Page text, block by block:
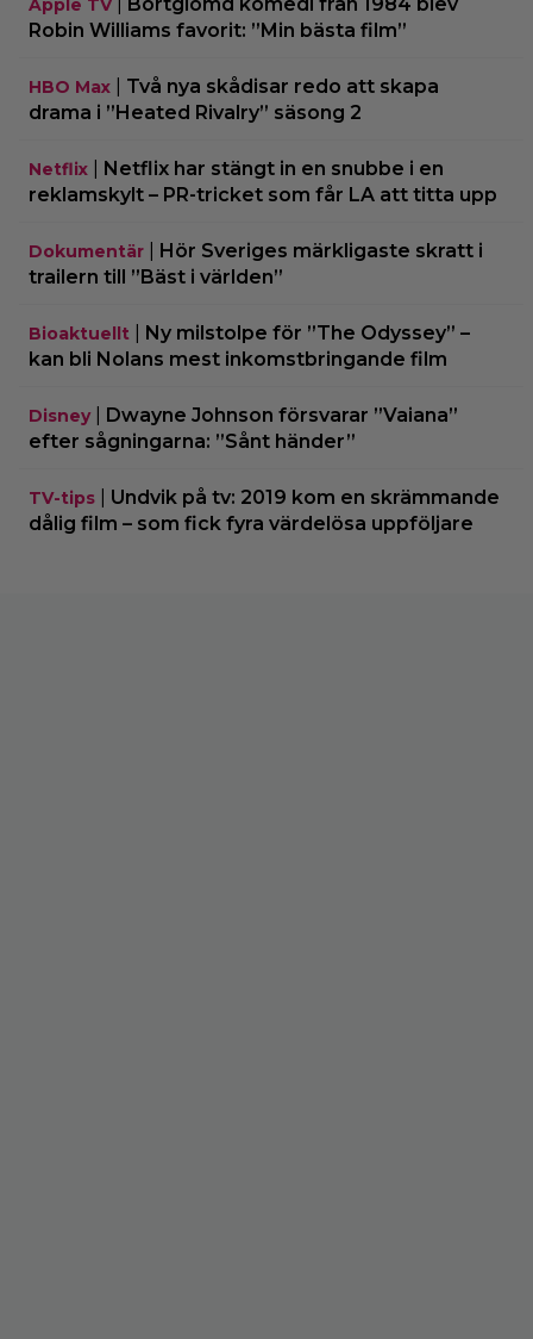
Apple TV
Robin Williams favorit: ”Min bästa film”
HBO Max
Två nya skådisar redo att skapa
drama i ”Heated Rivalry” säsong 2
Netflix
Netflix har stängt in en snubbe i en
reklamskylt – PR-tricket som får LA att titta upp
Dokumentär
Hör Sveriges märkligaste skratt i
trailern till ”Bäst i världen”
Bioaktuellt
Ny milstolpe för ”The Odyssey” –
kan bli Nolans mest inkomstbringande film
Disney| Dwayne Johnson försvarar ”Vaiana”
efter sågningarna: ”Sånt händer”
TV-tips
Undvik på tv: 2019 kom en skrämmande
dålig film – som fick fyra värdelösa uppföljare